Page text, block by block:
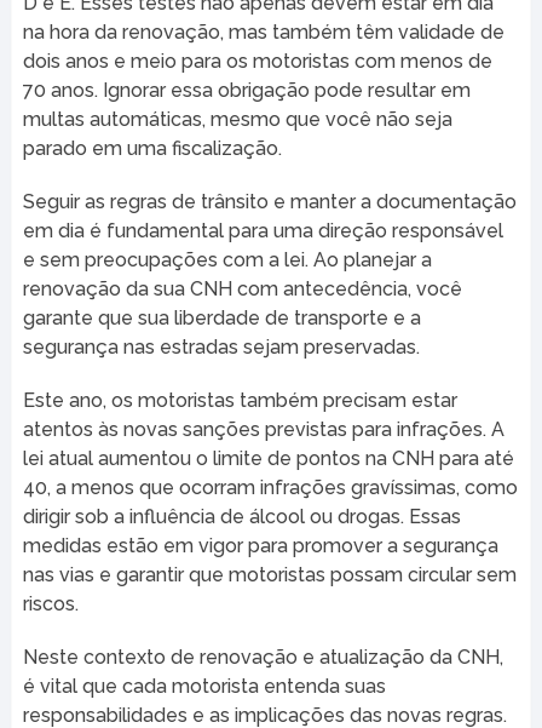
na hora da renovação, mas também têm validade de
dois anos e meio para os motoristas com menos de
70 anos. Ignorar essa obrigação pode resultar em
multas automáticas, mesmo que você não seja
parado em uma fiscalização.
Seguir as regras de trânsito e manter a documentação
em dia é fundamental para uma direção responsável
e sem preocupações com a lei. Ao planejar a
renovação da sua CNH com antecedência, você
garante que sua liberdade de transporte e a
segurança nas estradas sejam preservadas.
Este ano, os motoristas também precisam estar
atentos às novas sanções previstas para infrações. A
lei atual aumentou o limite de pontos na CNH para até
40, a menos que ocorram infrações gravíssimas, como
dirigir sob a influência de álcool ou drogas. Essas
medidas estão em vigor para promover a segurança
nas vias e garantir que motoristas possam circular sem
riscos.
Neste contexto de renovação e atualização da CNH,
é vital que cada motorista entenda suas
responsabilidades e as implicações das novas regras.